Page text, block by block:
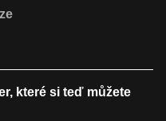
které si teď můžete